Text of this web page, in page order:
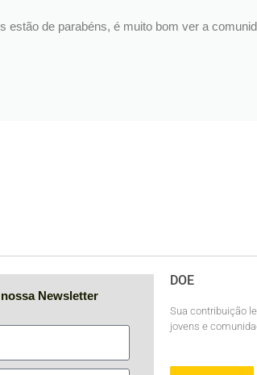
de parabéns, é muito bom ver a
Newsletter
DOE
Sua contribuição
jovens e